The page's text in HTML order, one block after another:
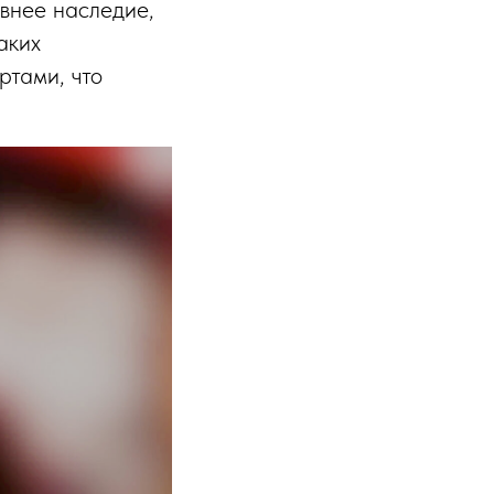
наследие,
что